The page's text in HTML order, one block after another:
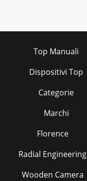
Top Manuali
Dispositivi Top
Categorie
Marchi
Florence
Radial Engineering
Wooden Camera